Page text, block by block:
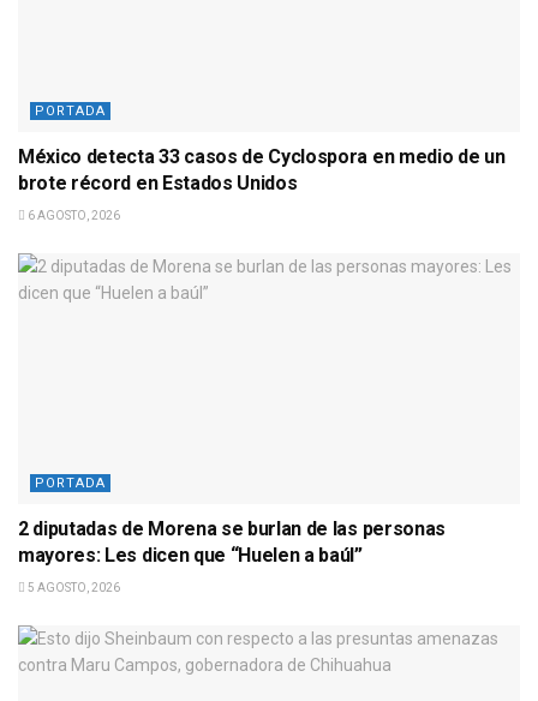
PORTADA
México detecta 33 casos de Cyclospora en medio de un
brote récord en Estados Unidos
6 AGOSTO, 2026
PORTADA
2 diputadas de Morena se burlan de las personas
mayores: Les dicen que “Huelen a baúl”
5 AGOSTO, 2026